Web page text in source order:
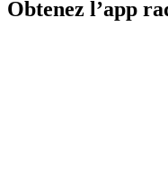
Obtenez l’app